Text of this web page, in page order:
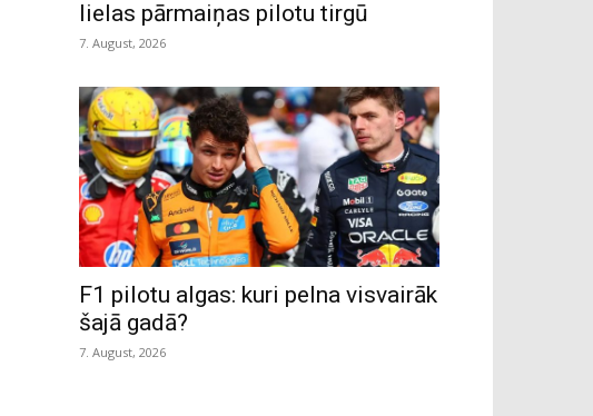
lielas pārmaiņas pilotu tirgū
7. August, 2026
F1 pilotu algas: kuri pelna visvairāk
šajā gadā?
7. August, 2026